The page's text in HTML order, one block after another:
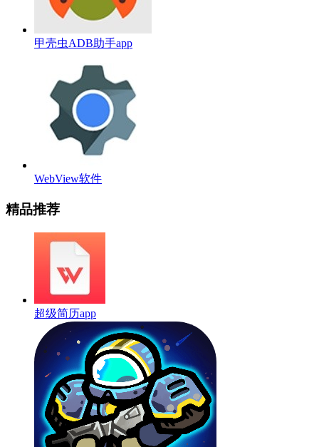
甲壳虫ADB助手app
WebView软件
精品推荐
超级简历app